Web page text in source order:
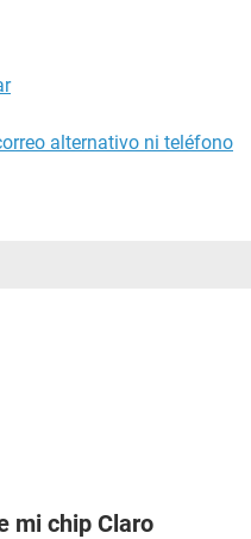
alternativo ni teléfono
mi chip Claro